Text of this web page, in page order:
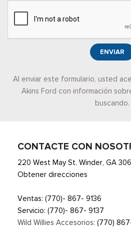
ENVIAR
Al enviar este formulario, usted
Akins Ford con información
buscando.
CONTACTE CON
220 West May St. Winder, GA
Obtener direcciones
Ventas: (770)- 867- 9136
Servicio: (770)- 867- 9137
Wild Willies Accesorios: (770)